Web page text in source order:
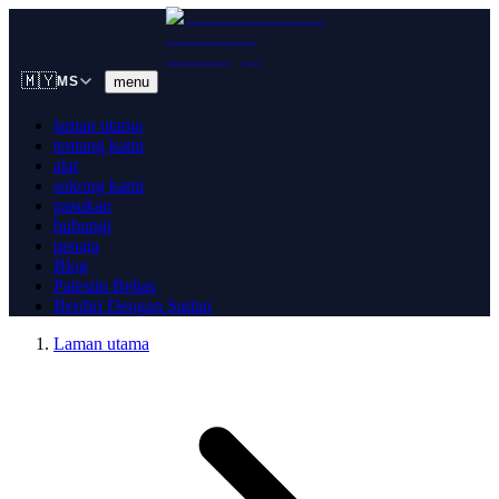
🇲🇾MS menu
laman utama
tentang kami
alat
sokong kami
pasukan
hubungi
penaja
Blog
Palestin Bebas
Berdiri Dengan Sudan
Laman utama